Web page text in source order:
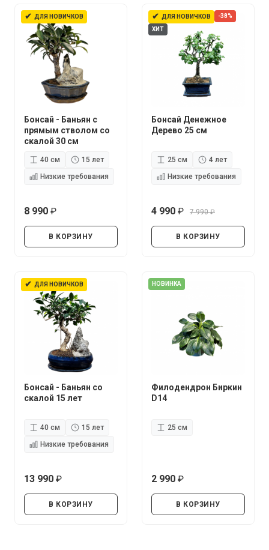
✔ ДЛЯ НОВИЧКОВ
Бонсай - Баньян с
прямым стволом со
скалой 30 см
40 см
15 лет
Низкие требования
8 990
В КОРЗИНУ
✔ ДЛЯ НОВИЧКОВ
-38%
ХИТ
Бонсай Денежное
Дерево 25 см
25 см
4 лет
Низкие требования
4 990
7 990
В КОРЗИНУ
✔ ДЛЯ НОВИЧКОВ
Бонсай - Баньян со
скалой 15 лет
40 см
15 лет
Низкие требования
13 990
В КОРЗИНУ
НОВИНКА
Филодендрон Биркин
D14
25 см
2 990
В КОРЗИНУ